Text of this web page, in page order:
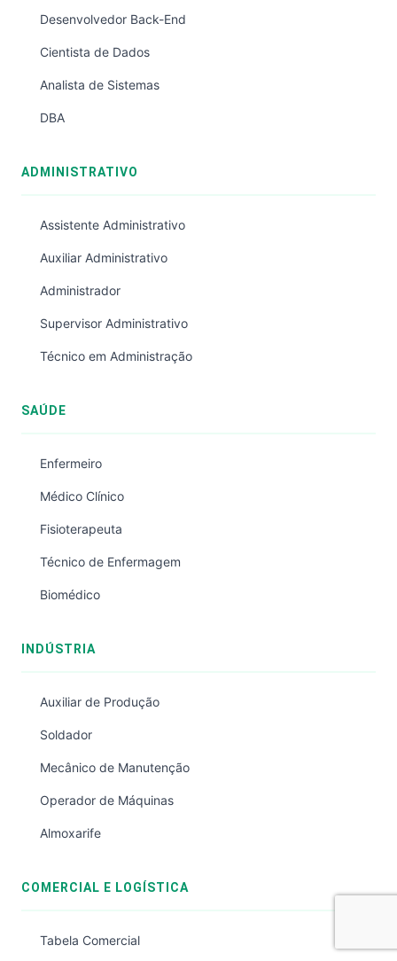
Desenvolvedor Back-End
Cientista de Dados
Analista de Sistemas
DBA
ADMINISTRATIVO
Assistente Administrativo
Auxiliar Administrativo
Administrador
Supervisor Administrativo
Técnico em Administração
SAÚDE
Enfermeiro
Médico Clínico
Fisioterapeuta
Técnico de Enfermagem
Biomédico
INDÚSTRIA
Auxiliar de Produção
Soldador
Mecânico de Manutenção
Operador de Máquinas
Almoxarife
COMERCIAL E LOGÍSTICA
Tabela Comercial